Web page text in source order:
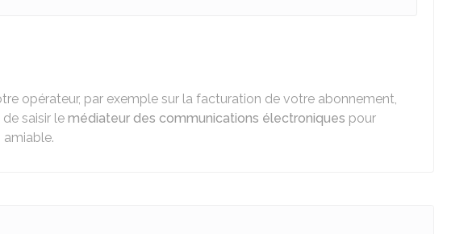
opérateur, par exemple sur la facturation de votre abonnement,
saisir le médiateur des communications électroniques pour
amiable.